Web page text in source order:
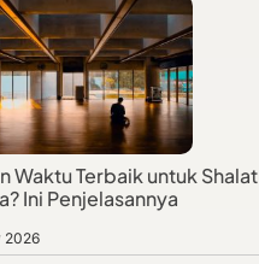
Waktu Terbaik untuk Shalat
Ini Penjelasannya
2026